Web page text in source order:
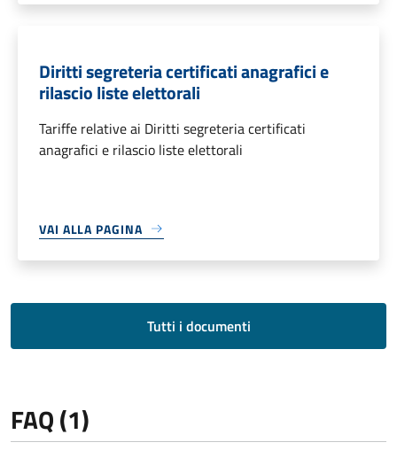
Diritti segreteria certificati anagrafici e
rilascio liste elettorali
Tariffe relative ai Diritti segreteria certificati
anagrafici e rilascio liste elettorali
VAI ALLA PAGINA
Tutti i documenti
FAQ (1)